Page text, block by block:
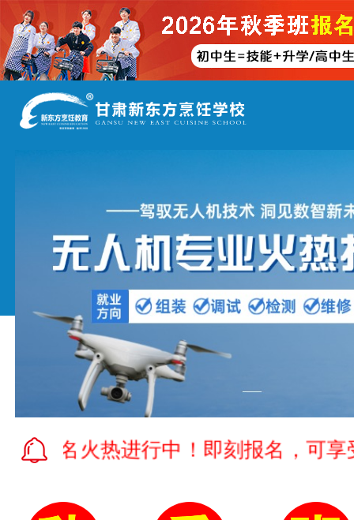
热进行中！即刻报名，可享受学费